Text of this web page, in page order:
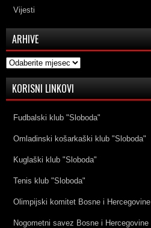
Vijesti
ARHIVE
Arhive
KORISNI LINKOVI
Fudbalski klub "Sloboda"
Omladinski košarkaški klub "Sloboda"
Kuglaški klub "Sloboda"
Tenis klub "Sloboda"
Olimpijski komitet Bosne i Hercegovine
Nogometni savez Bosne i Hercegovine